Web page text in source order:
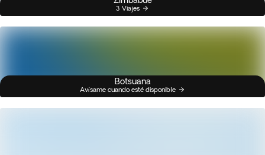
3 Viajes
Botsuana
Avísame cuando esté disponible